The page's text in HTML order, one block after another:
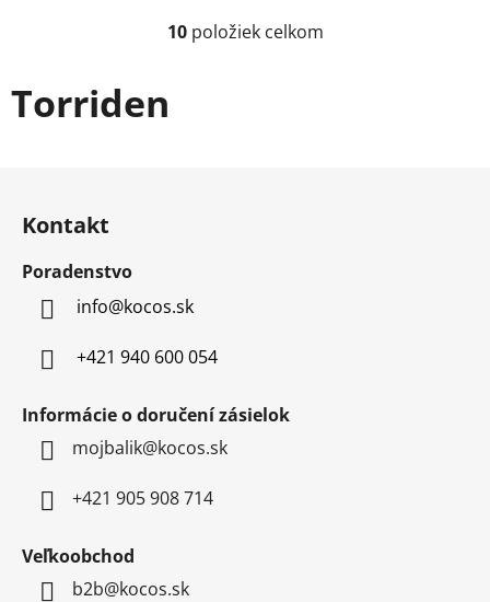
O
ý
p
10položiek celkom
Torriden
Kontakt
Poradenstvo
info@kocos.sk
+421 940 600 054
Informácie o doručení zásielok
mojbalik@kocos.sk
+421 905 908 714
Veľkoobchod
b2b@kocos.sk